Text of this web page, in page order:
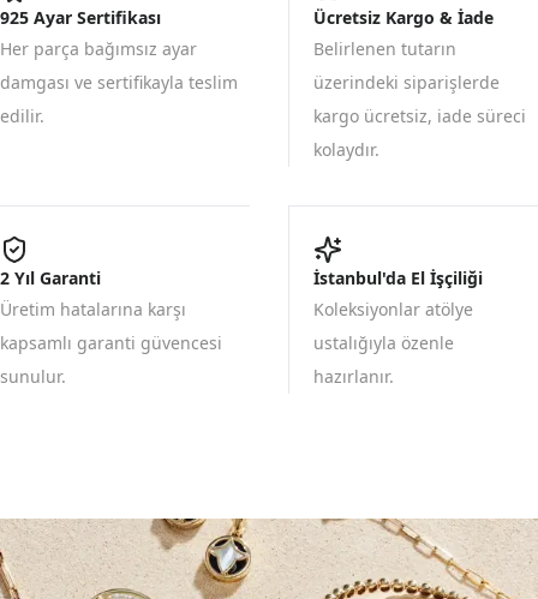
925 Ayar Sertifikası
Her parça bağımsız ayar
damgası ve sertifikayla teslim
edilir.
Ücretsiz Kargo & İade
Belirlenen tutarın
üzerindeki siparişlerde
kargo ücretsiz, iade süreci
kolaydır.
2 Yıl Garanti
Üretim hatalarına karşı
kapsamlı garanti güvencesi
sunulur.
İstanbul'da El İşçiliği
Koleksiyonlar atölye
ustalığıyla özenle
hazırlanır.